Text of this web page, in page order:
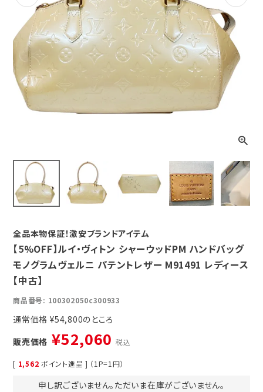
Previous Next
全品本物保証！激安ブランドアイテム
【5%OFF】ルイ・ヴィトン シャーウッドPM ハンドバッグ
モノグラムヴェルニ パテントレザー M91491 レディース
【中古】
商品番号 100302050c300933
通常価格 ¥54,800
販売価格 ¥52,060 税込
[ 1,562 ポイント進呈 ] （1P=1円）
申し訳ございません。ただいま在庫がございません。